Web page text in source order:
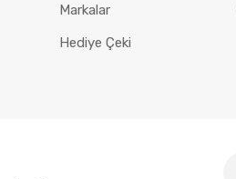
Markalar
Hediye Çeki